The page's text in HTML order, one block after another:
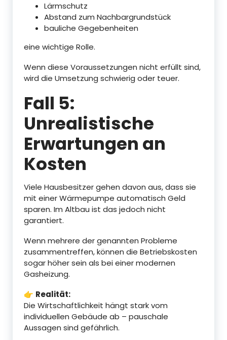
Lärmschutz
Abstand zum Nachbargrundstück
bauliche Gegebenheiten
eine wichtige Rolle.
Wenn diese Voraussetzungen nicht erfüllt sind,
wird die Umsetzung schwierig oder teuer.
Fall 5:
Unrealistische
Erwartungen an
Kosten
Viele Hausbesitzer gehen davon aus, dass sie
mit einer Wärmepumpe automatisch Geld
sparen. Im Altbau ist das jedoch nicht
garantiert.
Wenn mehrere der genannten Probleme
zusammentreffen, können die Betriebskosten
sogar höher sein als bei einer modernen
Gasheizung.
👉 Realität:
Die Wirtschaftlichkeit hängt stark vom
individuellen Gebäude ab – pauschale
Aussagen sind gefährlich.